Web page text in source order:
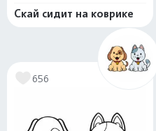
Скай сидит на коврике
656